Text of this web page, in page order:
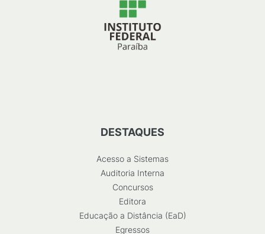
DESTAQUES
Acesso a Sistemas
Auditoria Interna
Concursos
Editora
Educação a Distância (EaD)
Egressos